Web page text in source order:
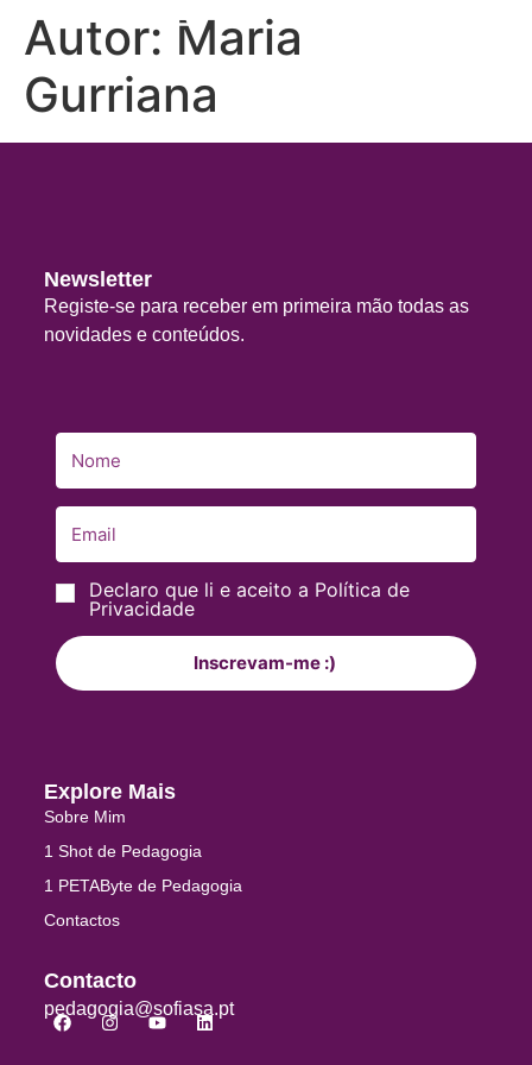
Autor: Maria
Gurriana
Newsletter
Registe-se para receber em primeira mão todas as
novidades e conteúdos.
Declaro que li e aceito a Política de
Privacidade
Inscrevam-me :)
Explore Mais
Sobre Mim
1 Shot de Pedagogia
1 PETAByte de Pedagogia
Contactos
Contacto
pedagogia@sofiasa.pt